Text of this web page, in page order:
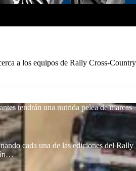
a los equipos de Rally Cross-
tendrán una nutrida pelea de marcas
cada una de las ediciones del Rally